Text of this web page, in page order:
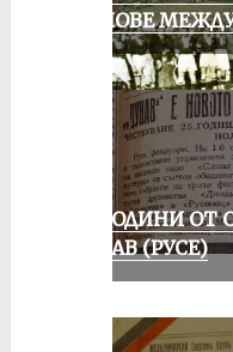
МАЧОВЕ
70 ГОДИНИ ОТ
ДУНАВ (РУСЕ)